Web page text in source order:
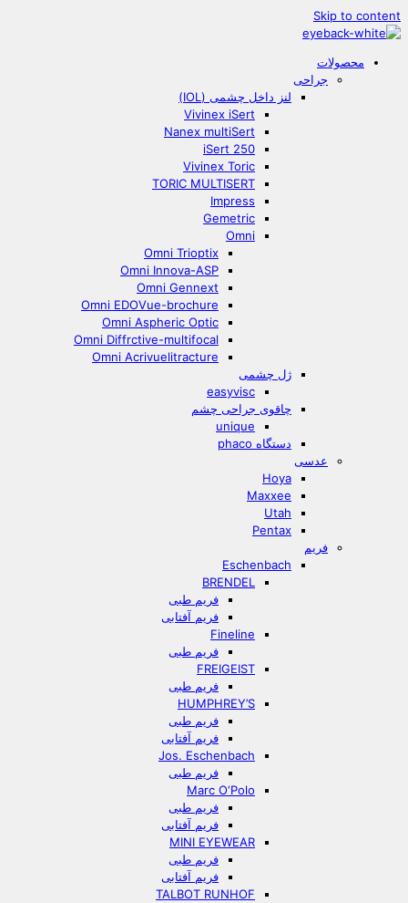
Skip to content
محصولات
جراحی
لنز داخل چشمی (IOL)
Vivinex iSert
Nanex multiSert
iSert 250
Vivinex Toric
TORIC MULTISERT
Impress
Gemetric
Omni
Omni Trioptix
Omni Innova-ASP
Omni Gennext
Omni EDOVue-brochure
Omni Aspheric Optic
Omni Diffrctive-multifocal
Omni Acrivuelitracture
ژل چشمی
easyvisc
چاقوی جراحی چشم
unique
دستگاه phaco
عدسی
Hoya
Maxxee
Utah
Pentax
فریم
Eschenbach
BRENDEL
فریم طبی
فریم آفتابی
Fineline
فریم طبی
FREIGEIST
فریم طبی
HUMPHREY’S
فریم طبی
فریم آفتابی
Jos. Eschenbach
فریم طبی
Marc O‘Polo
فریم طبی
فریم آفتابی
MINI EYEWEAR
فریم طبی
فریم آفتابی
TALBOT RUNHOF